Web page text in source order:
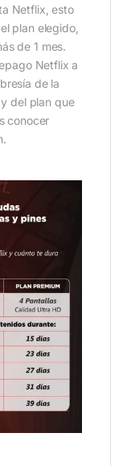
Netflix, esto
plan elegido,
de 1 mes.
Netflix a
de la
del plan que
conocer